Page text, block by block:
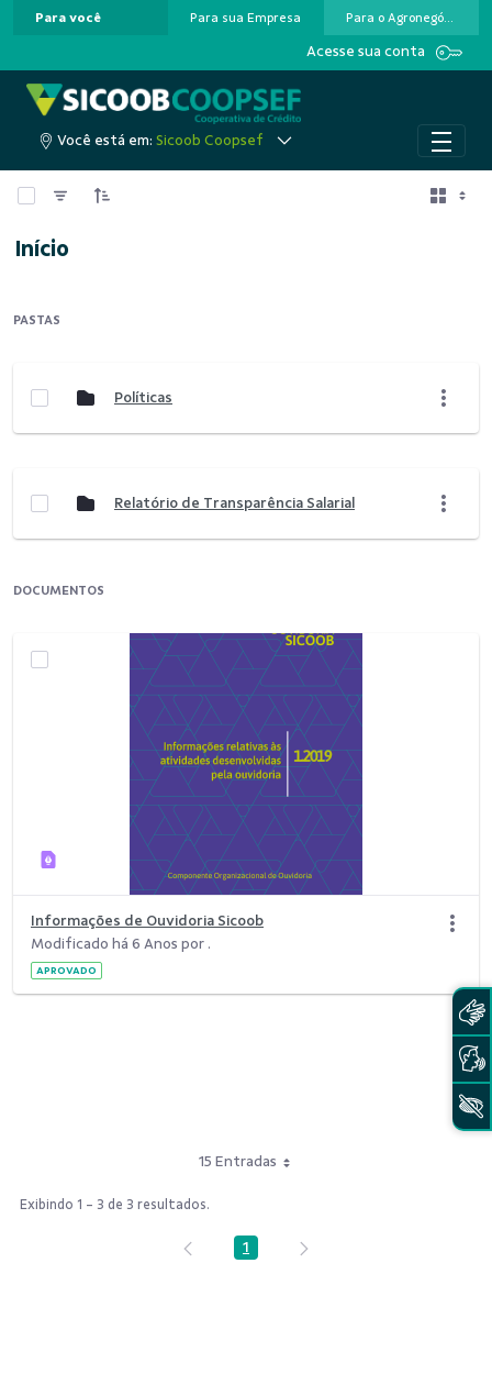
Pular para o Conteúdo principal
Para você Para sua Empresa Para o Agronegócio
Acesse sua conta
Você está em: Sicoob Coopsef
0 de 3 Itens selecionados
Início
PASTAS
Políticas
Relatório de Transparência Salarial
DOCUMENTOS
Informações de Ouvidoria Sicoob
Modificado há 6 Anos por .
APROVADO
15 Entradas
Exibindo 1 - 3 de 3 resultados.
Página
1